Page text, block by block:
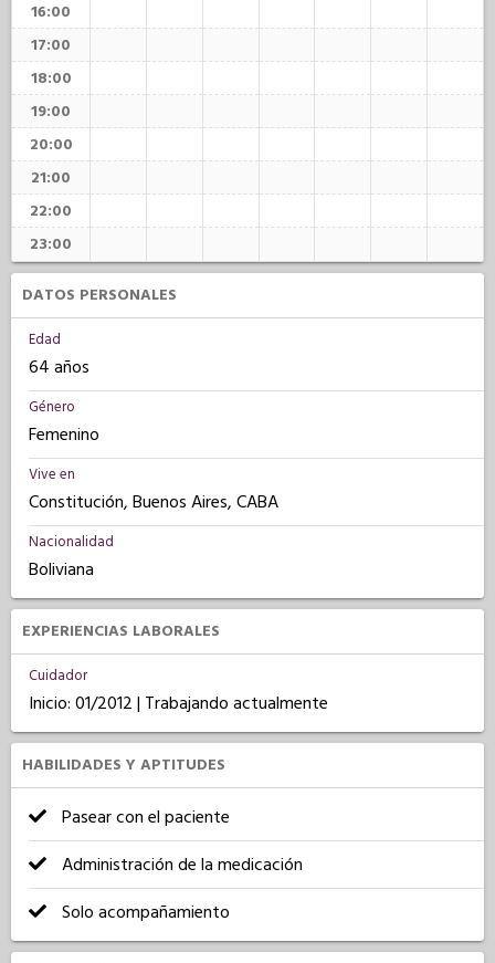
16:00
17:00
18:00
19:00
20:00
21:00
22:00
23:00
DATOS PERSONALES
Edad
64 años
Género
Femenino
Vive en
Constitución, Buenos Aires, CABA
Nacionalidad
Boliviana
EXPERIENCIAS LABORALES
Cuidador
Inicio: 01/2012 | Trabajando actualmente
HABILIDADES Y APTITUDES
Pasear con el paciente
Administración de la medicación
Solo acompañamiento